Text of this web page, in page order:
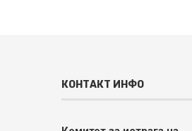
КОНТАКТ ИНФО